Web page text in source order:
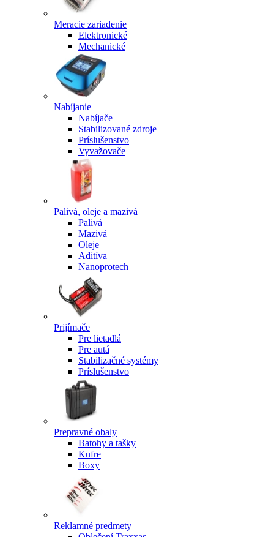
Meracie zariadenie
Elektronické
Mechanické
Nabíjanie
Nabíjače
Stabilizované zdroje
Príslušenstvo
Vyvažovače
Palivá, oleje a mazivá
Palivá
Mazivá
Oleje
Aditíva
Nanoprotech
Prijímače
Pre lietadlá
Pre autá
Stabilizačné systémy
Príslušenstvo
Prepravné obaly
Batohy a tašky
Kufre
Boxy
Reklamné predmety